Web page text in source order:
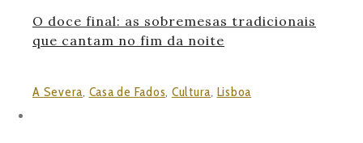
O doce final: as sobremesas tradicionais
que cantam no fim da noite
A Severa, Casa de Fados, Cultura, Lisboa